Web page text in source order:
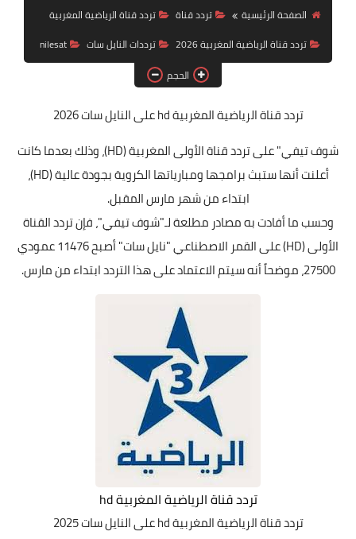
تردد قناة
nilesat
iptv
ترددات النايل سات
ترددات النايل سات
الصفحة الرئيسية
تردد قناة
تردد قناة الرياضية المغربية
تردد قناة الرياضية المغربية 2026
ترددات النايل سات
nilesat
الحجم
تردد قناة الرياضية المغربية hd على النايل سات 2026
شوف تيفي" على تردد قناة الأولى المغربية (HD)، وذلك بعدما كانت
أعلنت أنها ستبث برامجها ومبارياتها الكروية بجودة عالية (HD)،
ابتداء من شهر مارس المقبل.
وحسب ما أفادت به مصادر مطلعة لـ"شوف تيفي"، فإن تردد القناة
الأولى (HD) على القمر الاصطناعي "نايل سات" أصبح 11476 عمودي
27500، موضحاً أنه سيتم الاعتماد على هذا التردد ابتداء من مارس.
تردد قناة الرياضية المغربية hd
تردد قناة الرياضية المغربية hd
على النايل سات 2025